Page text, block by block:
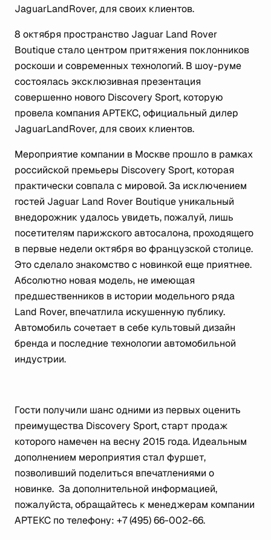
JaguarLandRover, для своих клиентов.
8 октября пространство Jaguar Land Rover
Boutique стало центром притяжения поклонников
роскоши и современных технологий. В шоу-руме
состоялась эксклюзивная презентация
совершенно нового Discovery Sport, которую
провела компания АРТЕКС, официальный дилер
JaguarLandRover, для своих клиентов.
Мероприятие компании в Москве прошло в рамках
российской премьеры Discovery Sport, которая
практически совпала с мировой. За исключением
гостей Jaguar Land Rover Boutique уникальный
внедорожник удалось увидеть, пожалуй, лишь
посетителям парижского автосалона, проходящего
в первые недели октября во французской столице.
Это сделало знакомство с новинкой еще приятнее.
Абсолютно новая модель, не имеющая
предшественников в истории модельного ряда
Land Rover, впечатлила искушенную публику.
Автомобиль сочетает в себе культовый дизайн
бренда и последние технологии автомобильной
индустрии.
Гости получили шанс одними из первых оценить
преимущества Discovery Sport, старт продаж
которого намечен на весну 2015 года. Идеальным
дополнением мероприятия стал фуршет,
позволивший поделиться впечатлениями о
новинке. За дополнительной информацией,
пожалуйста, обращайтесь к менеджерам компании
АРТЕКС по телефону: +7 (495) 66-002-66.